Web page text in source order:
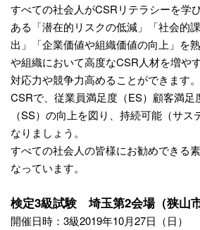
すべての社会人がCSRリテラシーを学
ある「潜在的リスクの低減」「社会的
出」「企業価値や組織価値の向上」を
や組織において高度なCSR人材を増や
対応力や競争力高めることができます。
CSRで、従業員満足度（ES）顧客満足
（SS）の向上を図り、持続可能（サ
なりましょう。
すべての社会人の皆様にお勧めできる
なっています。
検定3級試験 埼玉第2会場（狭山
開催日時：3級2019年10月27日（日）